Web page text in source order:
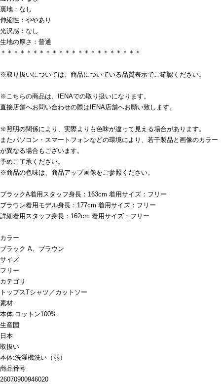
裏地：なし
伸縮性：ややあり
光沢感：なし
生地の厚さ：普通
＊＊＊＊＊＊＊＊＊＊＊＊＊＊＊＊＊＊＊＊＊＊
※取り扱いについては、商品についている品質表示でご確認ください。
※こちらの商品は、IENAでの取り扱いになります。
直接店舗へお問い合わせの際はIENA店舗へお願い致します。
※照明の関係により、実際よりも色味が違って見える場合があります。
またパソコン・スマートフォンなどの環境により、若干製品と画像のカラー
が異なる場合もございます。
予めご了承ください。
※商品の色味は、商品アップ画像をご参照ください。
ブラックA着用スタッフ身長：163cm 着用サイズ：フリー
ブラウン着用モデル身長：177cm 着用サイズ：フリー
詳細着用スタッフ身長：162cm 着用サイズ：フリー
カラー
ブラック A、ブラウン
サイズ
フリー
カテゴリ
トップスTシャツ／カットソー
素材
本体:コットン100%
生産国
日本
取扱い
本体:洗濯機洗い（弱）
商品番号
26070900946020